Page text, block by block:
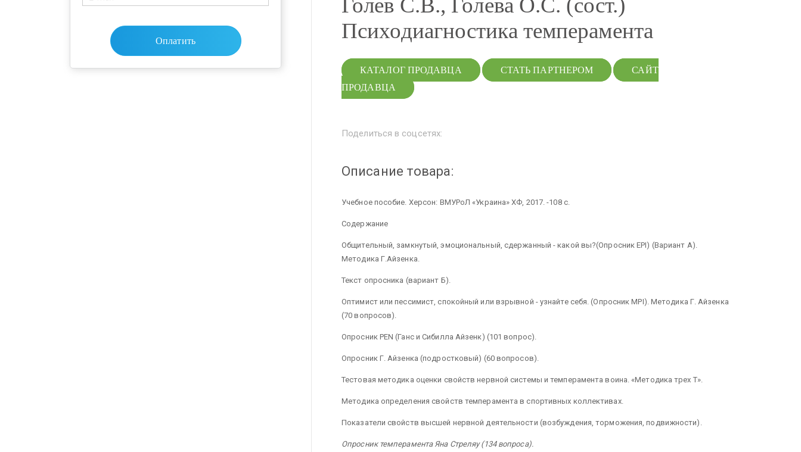
Голев С.В., Голева О.С. (сост.)
Психодиагностика темперамента
КАТАЛОГ ПРОДАВЦА СТАТЬ ПАРТНЕРОМ
САЙТ
ПРОДАВЦА
Поделиться в соцсетях:
Описание товара:
Учебное пособие. Херсон: ВМУРоЛ «Украина» ХФ, 2017. -108 с.
Содержание
Общительный, замкнутый, эмоциональный, сдержанный - какой вы?(Опросник EPI) (Вариант А).
Методика Г.Айзенка.
Текст опросника (вариант Б).
Оптимист или пессимист, спокойный или взрывной - узнайте себя. (Опросник MPI). Методика Г. Айзенка
(70 вопросов).
Опросник PEN (Ганс и Сибилла Айзенк) (101 вопрос).
Опросник Г. Айзенка (подростковый) (60 вопросов).
Тестовая методика оценки свойств нервной системы и темперамента воина. «Методика трех Т».
Методика определения свойств темперамента в спортивных коллективах.
Показатели свойств высшей нервной деятельности (возбуждения, торможения, подвижности).
Опросник темперамента Яна Стреляу (134 вопроса).